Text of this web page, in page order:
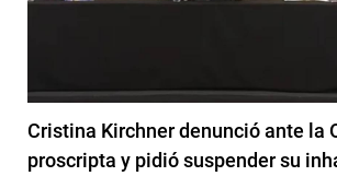
Cristina Kirchner denunció ante la
proscripta y pidió suspender su